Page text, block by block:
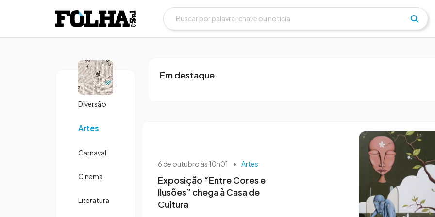
Diversão
Artes
Carnaval
Cinema
Literatura
Em destaque
tradição dos quadrinhos
6 de outubro às 10h01 • Artes
Exposição “Entre Cores e
Ilusões” chega à Casa de
Cultura